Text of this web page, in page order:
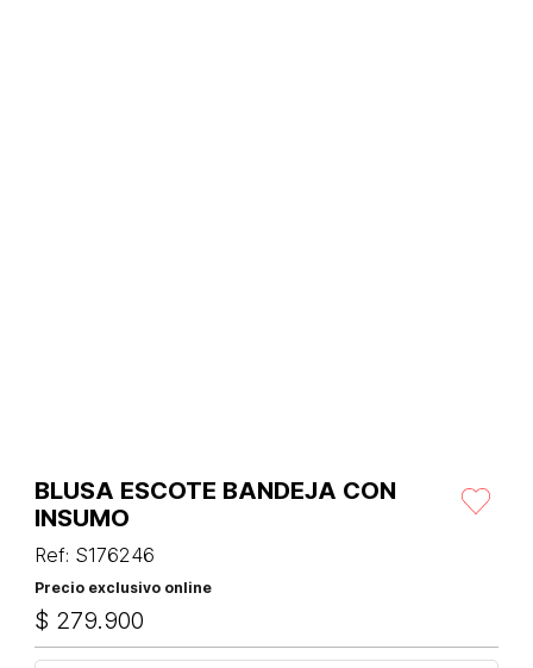
BLUSA ESCOTE BANDEJA CON
INSUMO
Ref: S176246
Precio exclusivo online
$ 279.900